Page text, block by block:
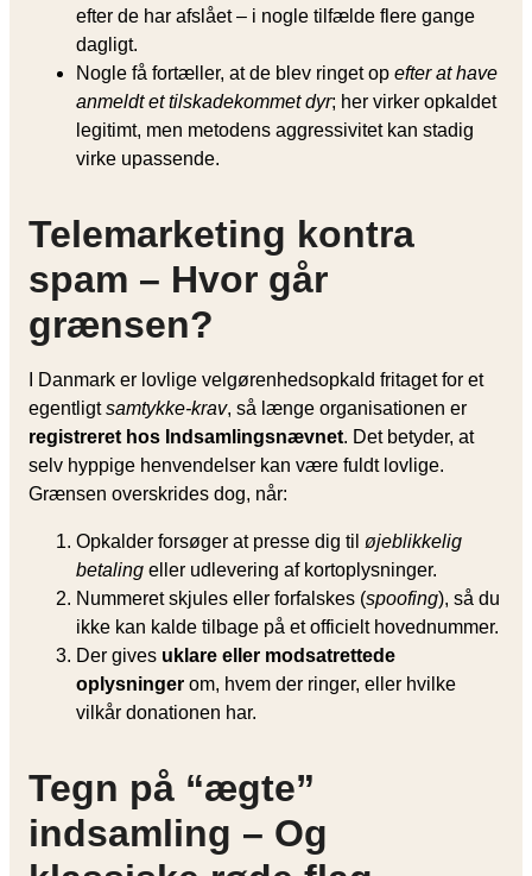
efter de har afslået – i nogle tilfælde flere gange
dagligt.
Nogle få fortæller, at de blev ringet op efter at have
anmeldt et tilskadekommet dyr; her virker opkaldet
legitimt, men metodens aggressivitet kan stadig
virke upassende.
Telemarketing kontra
spam – Hvor går
grænsen?
I Danmark er lovlige velgørenhedsopkald fritaget for et
egentligtsamtykke-krav, så længe organisationen er
registreret hos Indsamlingsnævnet. Det betyder, at
selv hyppige henvendelser kan være fuldt lovlige.
Grænsen overskrides dog, når:
Opkalder forsøger at presse dig til øjeblikkelig
betaling eller udlevering af kortoplysninger.
Nummeret skjules eller forfalskes (spoofing), så du
ikke kan kalde tilbage på et officielt hovednummer.
Der gives uklare eller modsatrettede
oplysninger om, hvem der ringer, eller hvilke
vilkår donationen har.
Tegn på “ægte”
indsamling – Og